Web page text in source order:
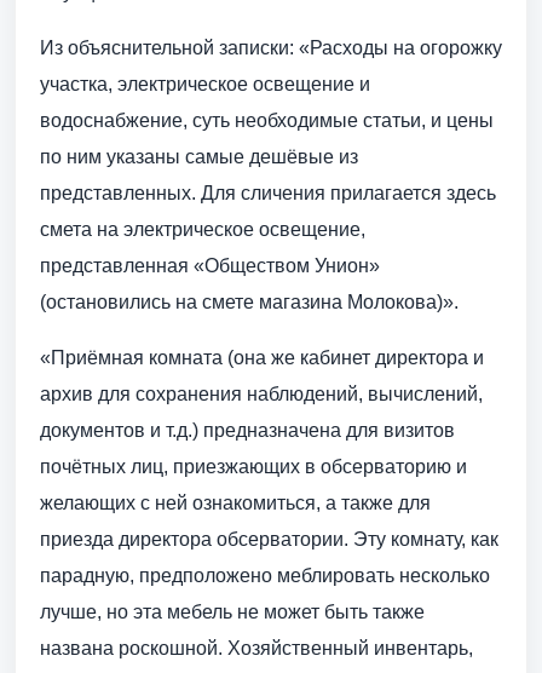
Из объяснительной записки: «Расходы на огорожку
участка, электрическое освещение и
водоснабжение, суть необходимые статьи, и цены
по ним указаны самые дешёвые из
представленных. Для сличения прилагается здесь
смета на электрическое освещение,
представленная «Обществом Унион»
(остановились на смете магазина Молокова)».
«Приёмная комната (она же кабинет директора и
архив для сохранения наблюдений, вычислений,
документов и т.д.) предназначена для визитов
почётных лиц, приезжающих в обсерваторию и
желающих с ней ознакомиться, а также для
приезда директора обсерватории. Эту комнату, как
парадную, предположено меблировать несколько
лучше, но эта мебель не может быть также
названа роскошной. Хозяйственный инвентарь,